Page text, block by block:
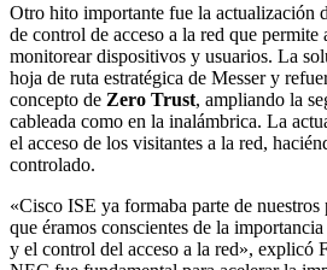
Otro hito importante fue la actualización
de control de acceso a la red que permite
monitorear dispositivos y usuarios. La
hoja de ruta estratégica de Messer y
concepto de Zero Trust, ampliando la
cableada como en la inalámbrica. La
el acceso de los visitantes a la red,
controlado.
«Cisco ISE ya formaba parte de nuestros
que éramos conscientes de la
y el control del acceso a la red», explicó